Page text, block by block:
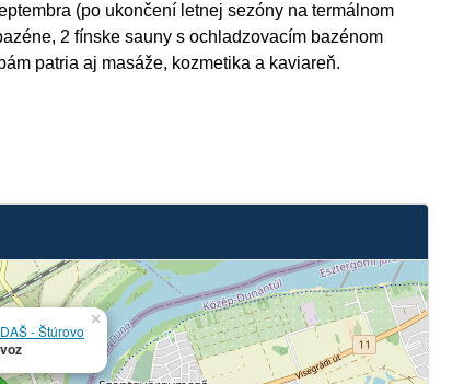
(po ukončení letnej sezóny na termálnom
2 fínske sauny s ochladzovacím bazénom
patria aj masáže, kozmetika a kaviareň.
- Štúrovo
×